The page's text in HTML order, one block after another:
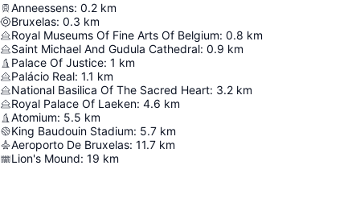
Anneessens: 0.2 km
Bruxelas: 0.3 km
Royal Museums Of Fine Arts Of Belgium: 0.8 km
Saint Michael And Gudula Cathedral: 0.9 km
Palace Of Justice: 1 km
Palácio Real: 1.1 km
National Basilica Of The Sacred Heart: 3.2 km
Royal Palace Of Laeken: 4.6 km
Atomium: 5.5 km
King Baudouin Stadium: 5.7 km
Aeroporto De Bruxelas: 11.7 km
Lion's Mound: 19 km